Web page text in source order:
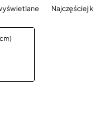
Najczęściej